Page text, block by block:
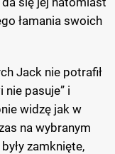
łamania swoich
Jack nie potrafił
pasuje” i
widzę jak w
na wybranym
zamknięte,